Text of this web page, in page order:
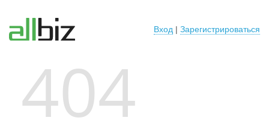
Вход | Зарегистрироваться
404